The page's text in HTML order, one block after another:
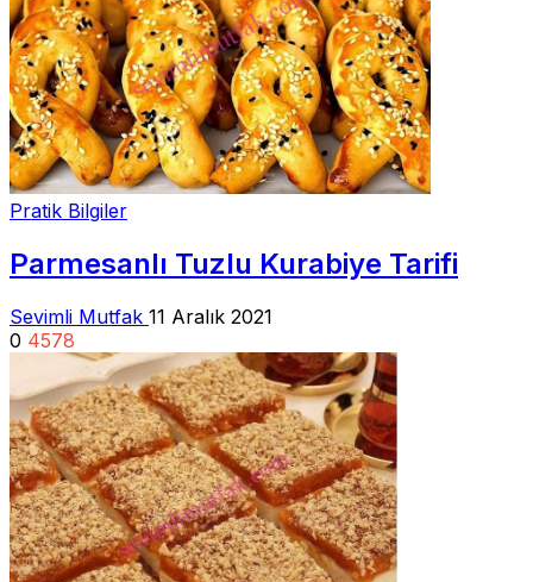
Pratik Bilgiler
Parmesanlı Tuzlu Kurabiye Tarifi
Sevimli Mutfak 11 Aralık 2021
0 4578